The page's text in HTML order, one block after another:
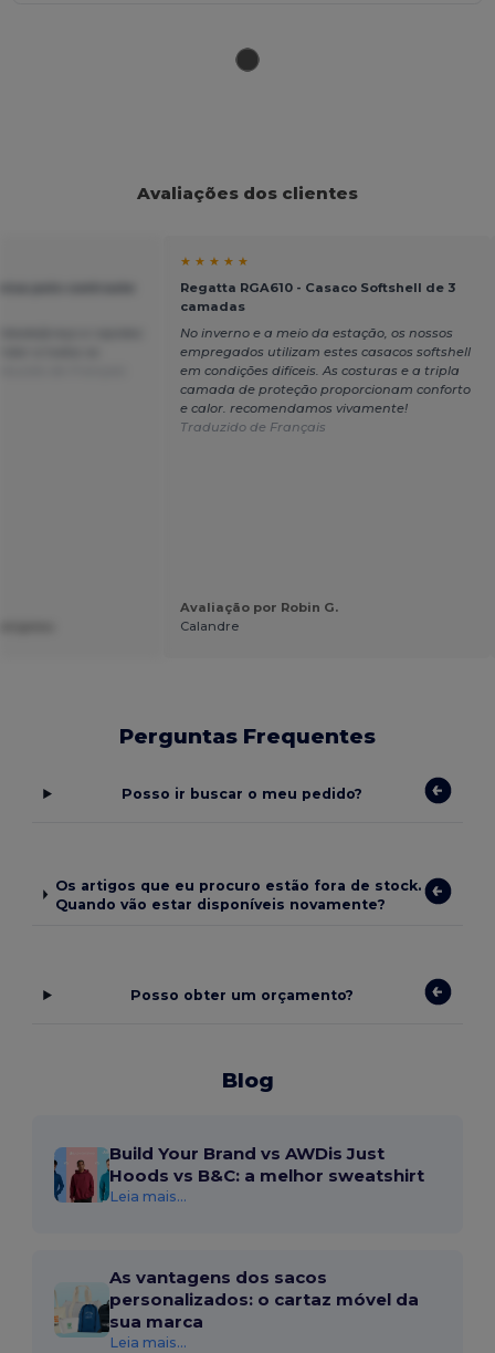
Avaliações dos clientes
★ ★ ★ ★ ★
Regatta RGA610 - Casaco Softshell de 3
camadas
No inverno e a meio da estação, os nossos
empregados utilizam estes casacos softshell
em condições difíceis. As costuras e a tripla
camada de proteção proporcionam conforto
e calor. recomendamos vivamente!
Traduzido de Français
Avaliação por Robin G.
Calandre
Perguntas Frequentes
Posso ir buscar o meu pedido?
Os artigos que eu procuro estão fora de stock.
Quando vão estar disponíveis novamente?
Posso obter um orçamento?
Blog
Build Your Brand vs AWDis Just
Hoods vs B&C: a melhor sweatshirt
Leia mais...
As vantagens dos sacos
personalizados: o cartaz móvel da
sua marca
Leia mais...